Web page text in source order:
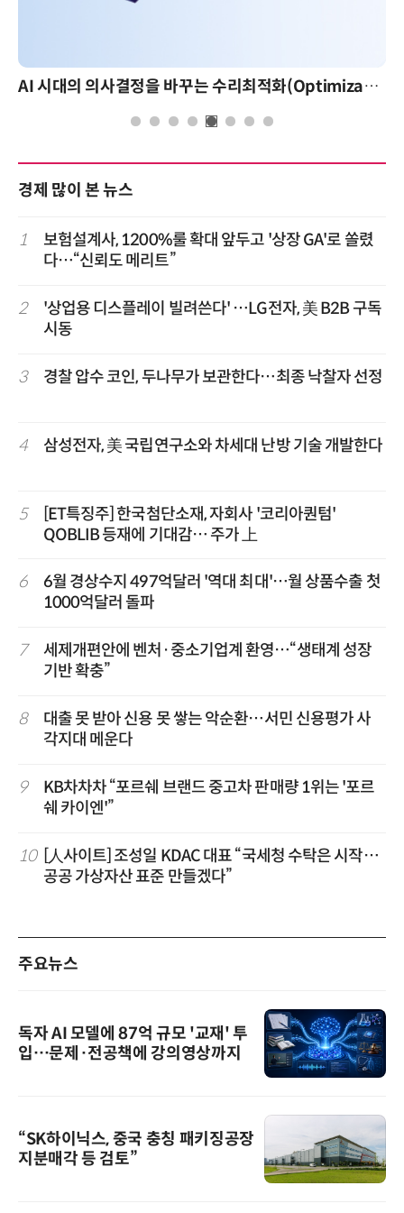
AI 시대의 의사결정을 바꾸는 수리최적화(Optimization): 실제 산업 적용 사례와 활용 전략
경제 많이 본 뉴스
1
보험설계사, 1200%룰 확대 앞두고 '상장 GA'로 쏠렸
다…“신뢰도 메리트”
2
'상업용 디스플레이 빌려쓴다' …LG전자, 美 B2B 구독
시동
3 경찰 압수 코인, 두나무가 보관한다…최종 낙찰자 선정
4 삼성전자, 美 국립연구소와 차세대 난방 기술 개발한다
5
[ET특징주] 한국첨단소재, 자회사 '코리아퀀텀'
QOBLIB 등재에 기대감… 주가 上
6
6월 경상수지 497억달러 '역대 최대'…월 상품수출 첫
1000억달러 돌파
7
세제개편안에 벤처·중소기업계 환영…“생태계 성장
기반 확충”
8
대출 못 받아 신용 못 쌓는 악순환…서민 신용평가 사
각지대 메운다
9
KB차차차 “포르쉐 브랜드 중고차 판매량 1위는 '포르
쉐 카이엔'”
10
[人사이트] 조성일 KDAC 대표 “국세청 수탁은 시작…
공공 가상자산 표준 만들겠다”
주요뉴스
독자 AI 모델에 87억 규모 '교재' 투
입…문제·전공책에 강의영상까지
“SK하이닉스, 중국 충칭 패키징공장
지분매각 등 검토”